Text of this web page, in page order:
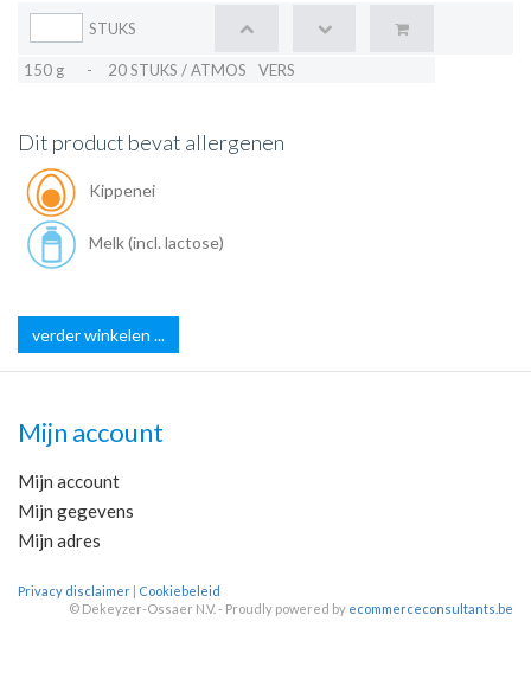
STUKS
150 g - 20 STUKS / ATMOS VERS
Dit product bevat allergenen
Kippenei
Melk (incl. lactose)
verder winkelen ...
Mijn account
Mijn account
Mijn gegevens
Mijn adres
Privacy disclaimer | Cookiebeleid
© Dekeyzer-Ossaer N.V. - Proudly powered by ecommerceconsultants.be